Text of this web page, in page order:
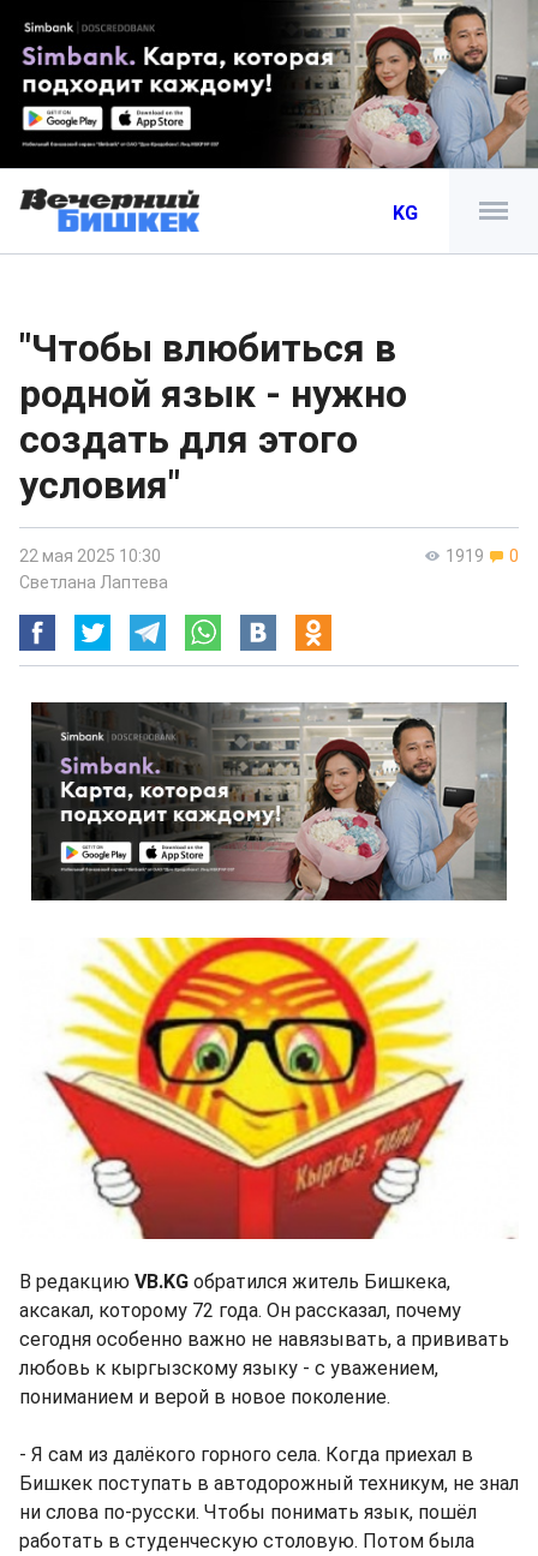
KG
"Чтобы влюбиться в
родной язык - нужно
создать для этого
условия"
1919 0
22 мая 2025 10:30
Светлана Лаптева
В редакцию VB.KG обратился житель Бишкека,
аксакал, которому 72 года. Он рассказал, почему
сегодня особенно важно не навязывать, а прививать
любовь к кыргызскому языку - с уважением,
пониманием и верой в новое поколение.
- Я сам из далёкого горного села. Когда приехал в
Бишкек поступать в автодорожный техникум, не знал
ни слова по-русски. Чтобы понимать язык, пошёл
работать в студенческую столовую. Потом была